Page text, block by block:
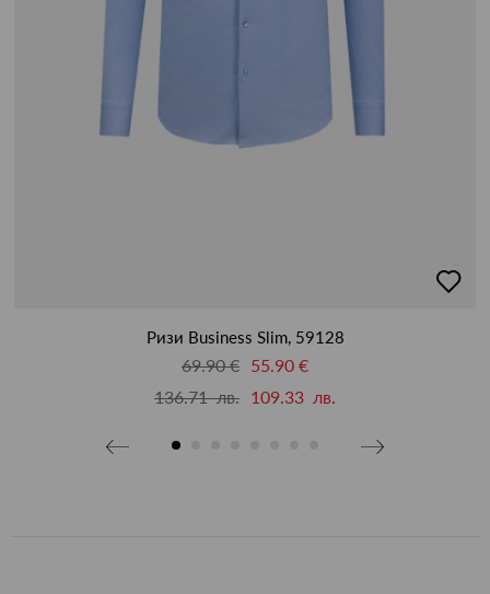
в
Ризи Business Slim, 59128
69.90 € 55.90 €
136.71 лв. 109.33 лв.